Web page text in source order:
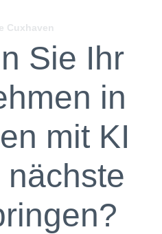
Cuxhaven
Sie Ihr
in
mit KI